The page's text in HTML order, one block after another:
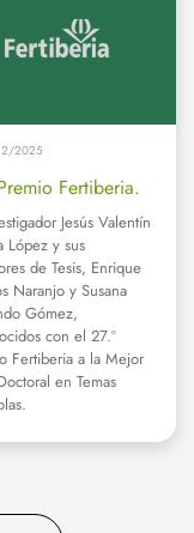
2025
Fertiberia.
Jesús Valentín
López y sus
de Tesis, Enrique
Naranjo y Susana
Gómez,
con el 27.º
Fertiberia a la Mejor
en Temas